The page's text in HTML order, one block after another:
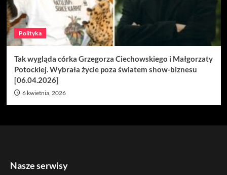
Polityka
Tak wygląda córka Grzegorza Ciechowskiego i Małgorzaty
Potockiej. Wybrała życie poza światem show-biznesu
[06.04.2026]
6 kwietnia, 2026
Nasze serwisy